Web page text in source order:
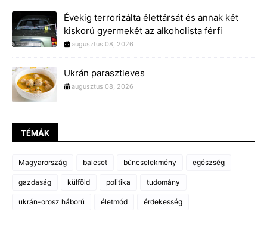
Évekig terrorizálta élettársát és annak két
kiskorú gyermekét az alkoholista férfi
augusztus 08, 2026
Ukrán parasztleves
augusztus 08, 2026
TÉMÁK
Magyarország baleset bűncselekmény egészség
gazdaság külföld politika tudomány
ukrán-orosz háború életmód érdekesség